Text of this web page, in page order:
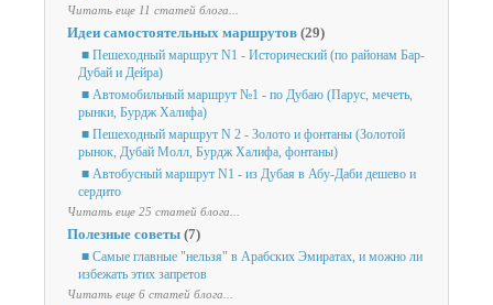
Читать еще 11 статей блога...
Идеи самостоятельных маршрутов (29)
■ Пешеходный маршрут N1 - Исторический (по районам Бар-
Дубай и Дейра)
■ Автомобильный маршрут №1 - по Дубаю (Парус, мечеть,
рынки, Бурдж Халифа)
■ Пешеходный маршрут N 2 - Золото и фонтаны (Золотой
рынок, Дубай Молл, Бурдж Халифа, фонтаны)
■ Автобусный маршрут N1 - из Дубая в Абу-Даби дешево и
сердито
Читать еще 25 статей блога...
Полезные советы (7)
■ Самые главные "нельзя" в Арабских Эмиратах, и можно ли
избежать этих запретов
Читать еще 6 статей блога...